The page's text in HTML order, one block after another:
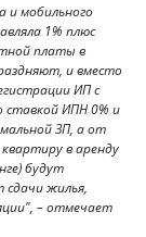
и мобильного
1% плюс
платы в
и вместо
ИП с
ставкой ИПН 0% и
ЗП, а от
в аренду
будут
жилья,
– отмечает